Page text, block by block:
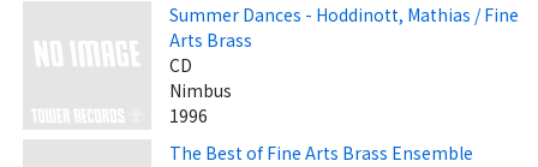
Summer Dances - Hoddinott, Mathias / Fine
Arts Brass
CD
Nimbus
1996
The Best of Fine Arts Brass Ensemble